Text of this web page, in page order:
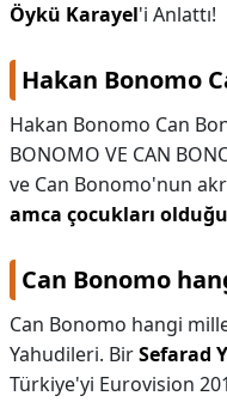
Öykü Karayel'i Anlattı!
Hakan Bonomo
Hakan Bonomo Can
BONOMO VE CAN
ve Can Bonomo'nun
amca çocukları
Can Bonomo
Can Bonomo hangi
Yahudileri. BirSefarad
Türkiye'yi Eurovision